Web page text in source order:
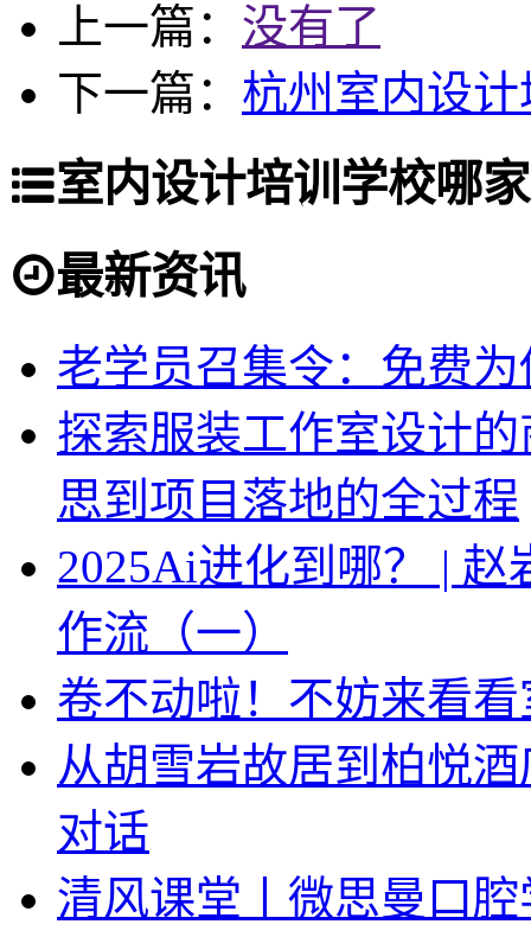
上一篇： 没有了
下一篇： 杭州室内设
室内设计培训学校哪
最新资讯
老学员召集令：免费
探索服装工作室设计
思到项目落地的全过程
2025Ai进化到哪？ |
作流（一）
卷不动啦！不妨来看
从胡雪岩故居到柏悦
对话
清风课堂丨微思曼口